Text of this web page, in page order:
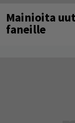
Mainioita
faneille